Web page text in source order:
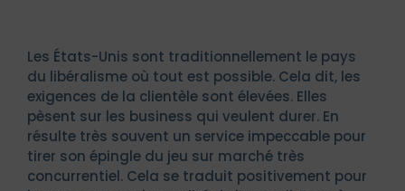
Les États-Unis sont traditionnellement le pays
du libéralisme où tout est possible. Cela dit, les
exigences de la clientèle sont élevées. Elles
pèsent sur les business qui veulent durer. En
résulte très souvent un service impeccable pour
tirer son épingle du jeu sur marché très
concurrentiel. Cela se traduit positivement pour